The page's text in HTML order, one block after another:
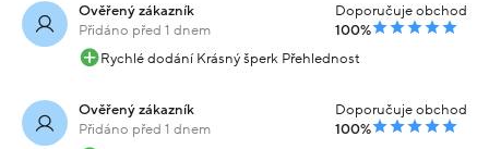
Ověřený zákazník
Přidáno před 1 dnem
Doporučuje obchod
100%
Rychlé dodání Krásný šperk Přehlednost
Ověřený zákazník
Přidáno před 1 dnem
Doporučuje obchod
100%